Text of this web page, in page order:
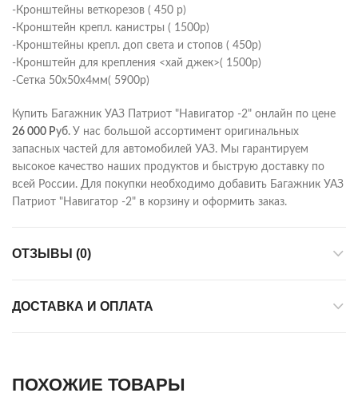
-Кронштейны веткорезов ( 450 р)
-Кронштейн крепл. канистры ( 1500р)
-Кронштейны крепл. доп света и стопов ( 450р)
-Кронштейн для крепления <хай джек>( 1500р)
-Сетка 50х50х4мм( 5900р)
Купить Багажник УАЗ Патриот "Навигатор -2" онлайн по цене
26 000 Руб. У нас большой ассортимент оригинальных
запасных частей для автомобилей УАЗ. Мы гарантируем
высокое качество наших продуктов и быструю доставку по
всей России. Для покупки необходимо добавить Багажник УАЗ
Патриот "Навигатор -2" в корзину и оформить заказ.
ОТЗЫВЫ (0)
ДОСТАВКА И ОПЛАТА
ПОХОЖИЕ ТОВАРЫ